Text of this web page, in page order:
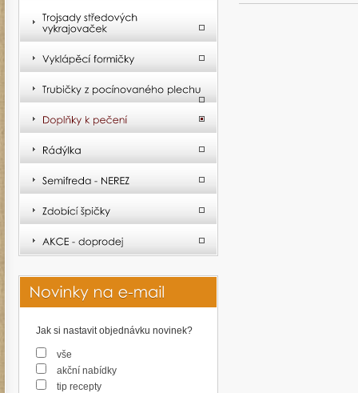
Jak si nastavit objednávku novinek?
vše
akční nabídky
tip recepty